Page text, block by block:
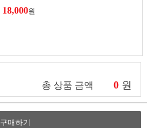
18,000원
총 상품 금액 0 원
구매하기